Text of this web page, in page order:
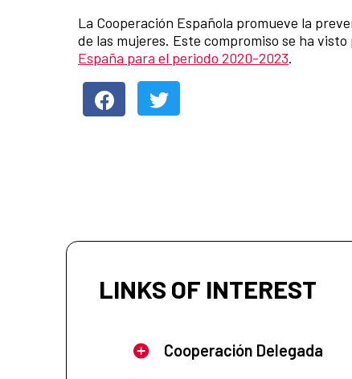
La Cooperación Española promueve la
de las mujeres. Este compromiso se ha
España para el periodo 2020-2023.
LINKS OF INTEREST
Cooperación Delegada